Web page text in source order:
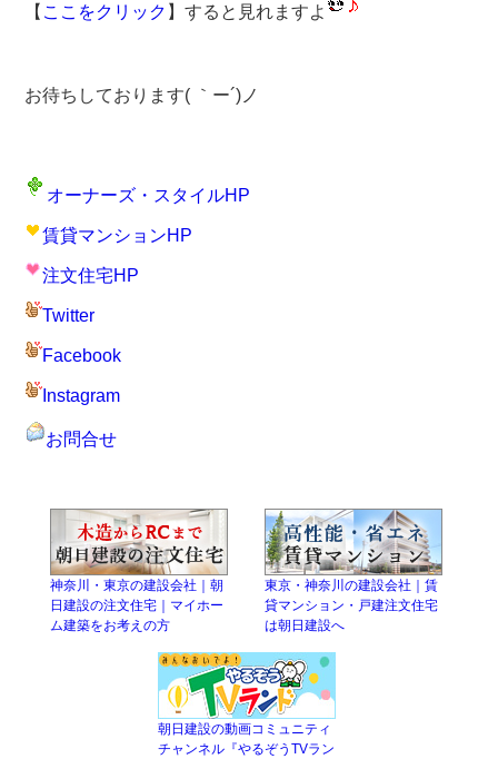
【 ここをクリック 】すると見れますよ
お待ちしております( ｀ー´)ノ
オーナーズ・スタイルHP
賃貸マンションHP
注文住宅HP
Twitter
Facebook
Instagram
お問合せ
神奈川・東京の建設会社｜朝
日建設の注文住宅｜マイホー
ム建築をお考えの方
東京・神奈川の建設会社｜賃
貸マンション・戸建注文住宅
は朝日建設へ
朝日建設の動画コミュニティ
チャンネル『やるぞうTVラン